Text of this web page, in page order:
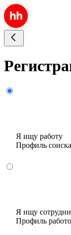
Я ищу работу
Профиль
Я ищу
Профиль